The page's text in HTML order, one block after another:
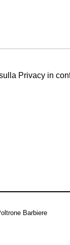
Privacy in
Barbiere